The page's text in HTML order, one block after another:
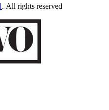
. All rights reserved